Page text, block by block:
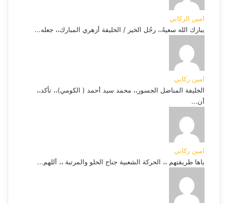
امين الركابي
يبارك الله سعيهُ،، رجُل الخير / الخليفة أزهري المبارك،، جعله...
امين ركابي
الخليفة المناضل الجسور،، محمد سيد أحمد ( الكومي)،، تأكد،،
أن...
امين ركابي
ياها طريقتهم ،، الحركة الشعبية جناح الحلو والمرتبة ،، أللهم...